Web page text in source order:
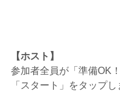
【ホスト】
参加者全員が「準備OK
「スタート」をタップし